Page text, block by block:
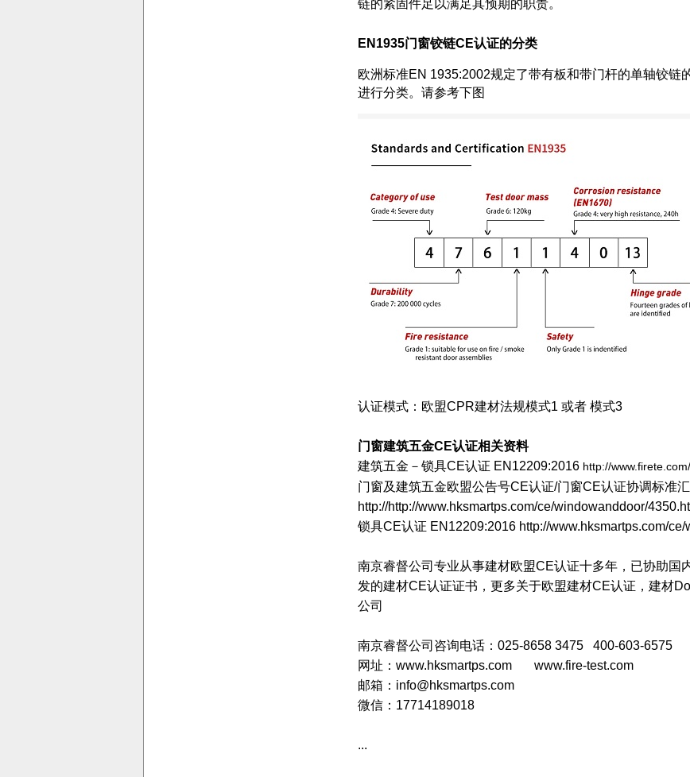
链的紧固件足以满足其预期的职责。
EN1935门窗铰链CE认证的分类
欧洲标准EN 1935:2002规定了带有板和带门杆的单轴铰链
进行分类。请参考下图
认证模式：欧盟CPR建材法规模式1 或者 模式3
门窗建筑五金CE认证相关资料
建筑五金－锁具CE认证 EN12209:2016 http://
门窗及建筑五金欧盟公告号CE认证/门窗CE认证协调标准
http://http://www.hksmartps.com/ce/windowanddoor/
锁具CE认证 EN12209:2016 http://www.hksmartps.com/
南京睿督公司专业从事建材欧盟CE认证十多年，已协助国
发的建材CE认证证书，更多关于欧盟建材CE认证，建材
公司
南京睿督公司咨询电话：025-8658 3475 400-603-6575
网址：www.hksmartps.com www.fire-test.com
邮箱：info@hksmartps.com
微信：17714189018
...